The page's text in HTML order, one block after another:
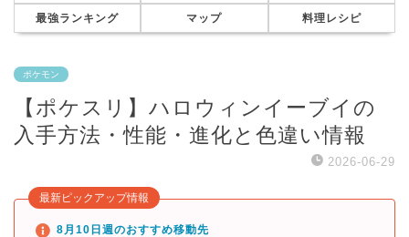
最強ランキング マップ 料理レシピ
ポケモン
【ポケスリ】ハロウィンイーブイの
入手方法・性能・進化と色違い情報
2026-06-29
最新ピックアップ情報
8月10日週のおすすめ移動先